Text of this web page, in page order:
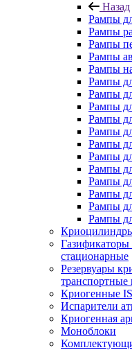
Назад
Рампы
Рампы
Рампы
Рампы
Рампы
Рампы
Рампы
Рампы
Рампы
Рампы
Рампы
Рампы
Рампы
Рампы
Рампы
Рампы
Рампы
стационарные
Резервуары
Криогенные
Испарители
Криогенная
Моноблоки